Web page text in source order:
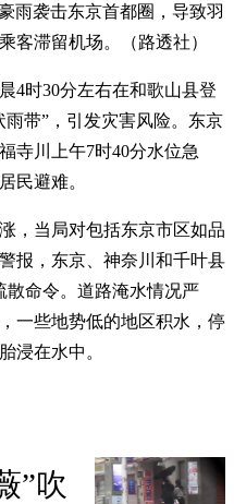
雨袭击东京首都圈，导致羽
客滞留机场。（路透社）
4时30分左右在和歌山县登
带”，引发灾害风险。东京
寺川上午7时40分水位急
民避难。
，当局对包括东京市区如品
报，东京、神奈川和千叶县
散命令。道路淹水情况严
一些地势低的地区积水，停
浸在水中。
”吹